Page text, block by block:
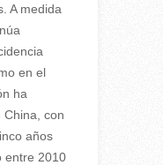
A medida
en el
ha
China, con
años
2010